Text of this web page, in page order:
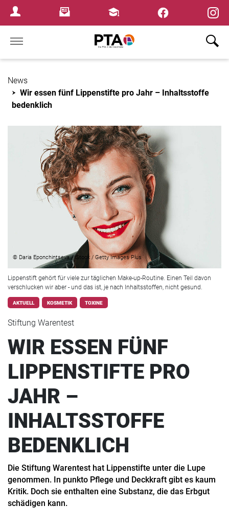
Login MenuNewsletterFortbildungen
Home
News
Wir essen fünf Lippenstifte pro Jahr – Inhaltsstoffe
bedenklich
© Daria Eponchintseva / iStock / Getty Images Plus
Lippenstift gehört für viele zur täglichen Make-up-Routine. Einen Teil davon
verschlucken wir aber - und das ist, je nach Inhaltsstoffen, nicht gesund.
AKTUELL KOSMETIK TOXINE
Stiftung Warentest
WIR ESSEN FÜNF
LIPPENSTIFTE PRO
JAHR –
INHALTSSTOFFE
BEDENKLICH
Die Stiftung Warentest hat Lippenstifte unter die Lupe
genommen. In punkto Pflege und Deckkraft gibt es kaum
Kritik. Doch sie enthalten eine Substanz, die das Erbgut
schädigen kann.
×